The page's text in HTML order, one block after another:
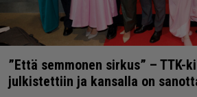
”Että semmonen sirkus” – TTK-
julkistettiin ja kansalla on